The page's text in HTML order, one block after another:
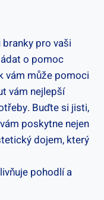
pro vaši
o pomoc
vám může pomoci
vám nejlepší
Buďte si jisti,
poskytne nejen
dojem,⁣ který​